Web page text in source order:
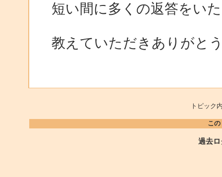
短い間に多くの返答をい
教えていただきありがと
トピッ
こ
過去